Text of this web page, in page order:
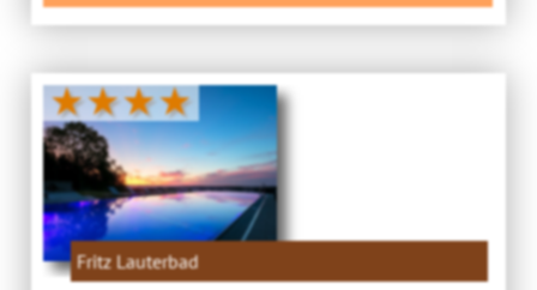
★★★★
Fritz Lauterbad